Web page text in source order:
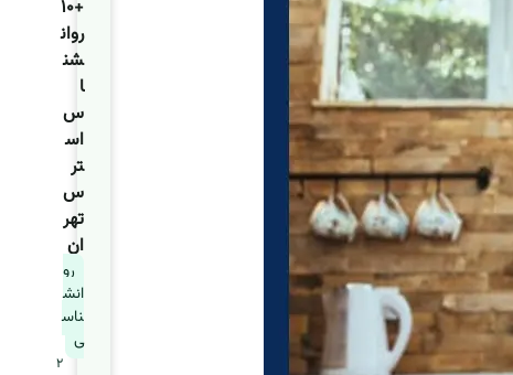
+۱۰
روان
شن
ا
س
اس
تر
س
تهر
ان
رو
انش
ناس
ی
2